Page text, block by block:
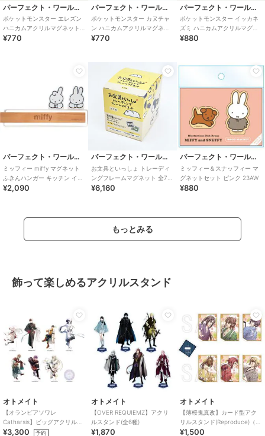
パーフェクト・ワールド・トーキョー
ポケットモンスター エレズン
ハニカムアクリルマグネット
vol.5 ポケモン
¥770
パーフェクト・ワールド・トーキョー
ポケットモンスター カヌチャ
ン ハニカムアクリルマグネッ
¥770
パーフェクト・ワールド・トーキョー
ポケットモンスター イッカネ
ズミ ハニカムアクリルマグネ
¥880
パーフェクト・ワールド・トーキョー
ミッフィー miffy マグネット
ふきんハンガー キッチン イン
テリア
¥2,090
パーフェクト・ワールド・トーキョー
お文具といっしょ トレーディ
ングフレームマグネット 全7種
コンプリートBOX
¥6,160
パーフェクト・ワールド・トーキョー
ミッフィー＆スナッフィー マ
グネットセット ピンク 23AW
¥880
もっとみる
飾って楽しめるアクリルスタンド
オトメイト
【オランピアソワレ
Catharsis】ビッグアクリルス
タンド(全7種)
¥3,300 予約
オトメイト
【OVER REQUIEMZ】アクリ
ルスタンド(全6種)
¥1,870
オトメイト
【薄桜鬼真改】カード型アク
リルスタンド(Reproduce)（ラ
ンダム全6種）
¥1,500